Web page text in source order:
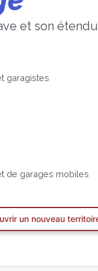
et son
garagistes
de garages mobiles
un nouveau